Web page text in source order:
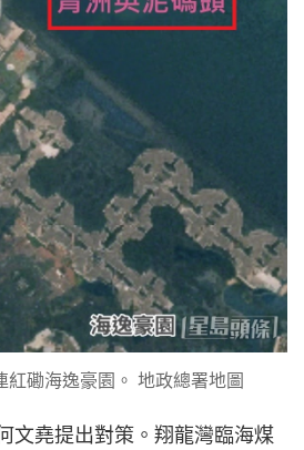
紅磡海逸豪園。 地政總署地圖
文堯提出對策。翔龍灣臨海煤